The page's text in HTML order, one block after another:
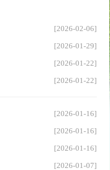
[2026-02-06]
[2026-01-29]
[2026-01-22]
[2026-01-22]
[2026-01-16]
[2026-01-16]
[2026-01-16]
[2026-01-07]